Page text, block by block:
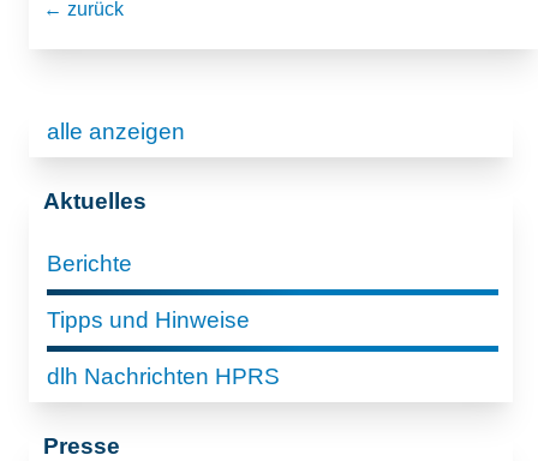
← zurück
alle anzeigen
Aktuelles
Berichte
Tipps und Hinweise
dlh Nachrichten HPRS
Presse